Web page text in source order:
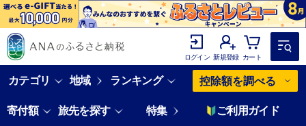
ログイン 新規登録 カート
カテゴリ 地域 ランキング 控除額を調べる
寄付額 旅先を探す 特集 ご利用ガイド